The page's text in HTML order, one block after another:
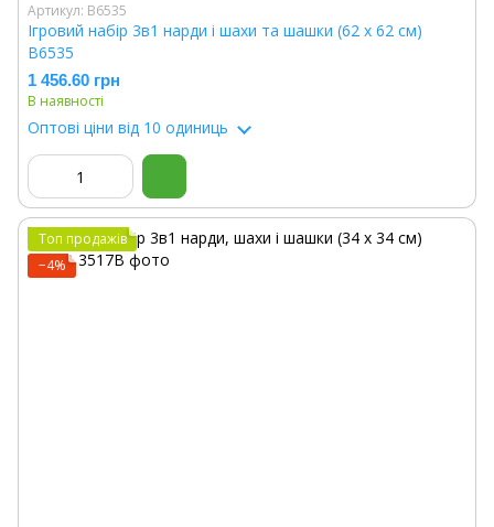
Артикул: В6535
Ігровий набір 3в1 нарди і шахи та шашки (62 х 62 см)
В6535
1 456.60 грн
В наявності
Оптові ціни від 10 одиниць
Топ продажів
−4%